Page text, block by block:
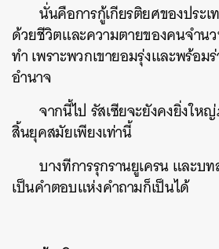
นั่นคือการกู้เกียรติยศของประ
ด้วยชีวิตและความตายของคนจำน
ทำ เพราะพวกเขายอมรุ่งและพร้อม
อำนาจ
จากนี้ไป รัสเซียจะยังคงยิ่งให
สิ้นยุคสมัยเพียงเท่านี้
บางทีการรุกรานยูเครน และบ
เป็นคำตอบแห่งคำถามก็เป็นได้